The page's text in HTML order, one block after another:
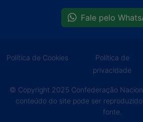
Fale pelo
Política de Cookies
Política de
privacidade
© Copyright 2025 Confederação
conteúdo do site pode ser
fonte.